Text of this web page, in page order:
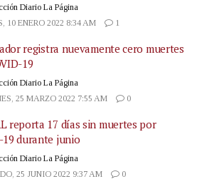
Diario La Página
10 ENERO 2022 8:34 AM
1
registra nuevamente cero muertes
19
Diario La Página
25 MARZO 2022 7:55 AM
0
reporta 17 días sin muertes por
19 durante junio
Diario La Página
25 JUNIO 2022 9:37 AM
0